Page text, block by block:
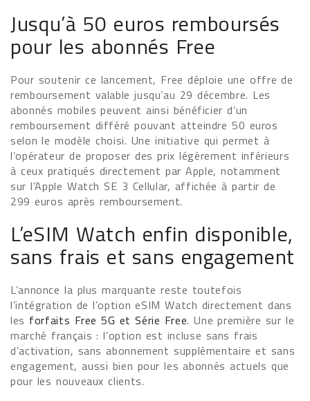
Jusqu’à 50 euros remboursés
pour les abonnés Free
Pour soutenir ce lancement, Free déploie une offre de
remboursement valable jusqu’au 29 décembre. Les
abonnés mobiles peuvent ainsi bénéficier d’un
remboursement différé pouvant atteindre 50 euros
selon le modèle choisi. Une initiative qui permet à
l’opérateur de proposer des prix légèrement inférieurs
à ceux pratiqués directement par Apple, notamment
sur l’Apple Watch SE 3 Cellular, affichée à partir de
299 euros après remboursement.
L’eSIM Watch enfin disponible,
sans frais et sans engagement
L’annonce la plus marquante reste toutefois
l’intégration de l’option eSIM Watch directement dans
les forfaits Free 5G et Série Free. Une première sur le
marché français : l’option est incluse sans frais
d’activation, sans abonnement supplémentaire et sans
engagement, aussi bien pour les abonnés actuels que
pour les nouveaux clients.